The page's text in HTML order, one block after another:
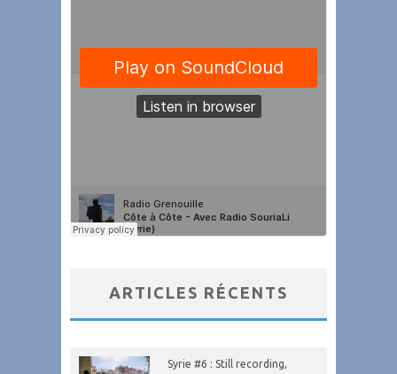
ARTICLES RÉCENTS
Syrie #6 : Still recording,